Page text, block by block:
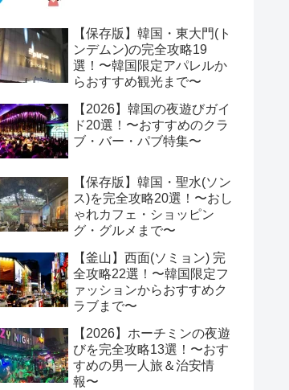
【保存版】韓国・東大門(ト
ンデムン)の完全攻略19
選！〜韓国限定アパレルか
らおすすめ観光まで〜
【2026】韓国の夜遊びガイ
ド20選！〜おすすめのクラ
ブ・バー・パブ特集〜
【保存版】韓国・聖水(ソン
ス)を完全攻略20選！〜おし
ゃれカフェ・ショッピン
グ・グルメまで〜
【釜山】西面(ソミョン) 完
全攻略22選！〜韓国限定フ
ァッションからおすすめク
ラブまで〜
【2026】ホーチミンの夜遊
びを完全攻略13選！〜おす
すめの男一人旅＆治安情
報〜